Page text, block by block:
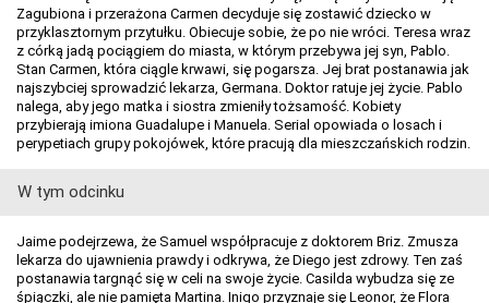
Zagubiona i przerażona Carmen decyduje się zostawić dziecko w
przyklasztornym przytułku. Obiecuje sobie, że po nie wróci. Teresa wraz
z córką jadą pociągiem do miasta, w którym przebywa jej syn, Pablo.
Stan Carmen, która ciągle krwawi, się pogarsza. Jej brat postanawia jak
najszybciej sprowadzić lekarza, Germana. Doktor ratuje jej życie. Pablo
nalega, aby jego matka i siostra zmieniły tożsamość. Kobiety
przybierają imiona Guadalupe i Manuela. Serial opowiada o losach i
perypetiach grupy pokojówek, które pracują dla mieszczańskich rodzin.
W tym odcinku
Jaime podejrzewa, że Samuel współpracuje z doktorem Briz. Zmusza
lekarza do ujawnienia prawdy i odkrywa, że Diego jest zdrowy. Ten zaś
postanawia targnąć się w celi na swoje życie. Casilda wybudza się ze
śpiączki, ale nie pamięta Martina. Inigo przyznaje się Leonor, że Flora